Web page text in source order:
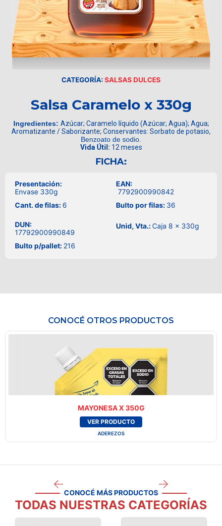
CATEGORÍA: SALSAS DULCES
Salsa Caramelo x 330g
Ingredientes: Azúcar; Caramelo líquido (Azúcar; Agua); Agua;
Aromatizante / Saborizante; Conservantes: Sorbato de potasio,
Benzoato de sodio.
Vida Útil: 12 meses
FICHA:
Presentación:
Envase 330g
Cant. de filas: 6
EAN:
7792900990842
Bulto por filas: 36
DUN:
17792900990849
Bulto p/pallet: 216
Unid, Vta.:Caja 8 x 330g
CONOCÉ OTROS PRODUCTOS
MAYONESA X 350G
VER PRODUCTO
ADEREZOS
CONOCÉ MÁS PRODUCTOS
TODAS NUESTRAS CATEGORÍAS